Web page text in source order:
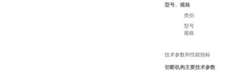
型号、规格
类别
型号
规格
技术参数和性能指标
切断机构主要技术参数